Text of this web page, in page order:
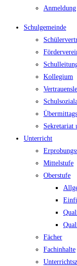
Anmeldung
Schulgemeinde
Kollegium
Sekretariat
Unterricht
Mittelstufe
Oberstufe
Fächer
Fachinhalte